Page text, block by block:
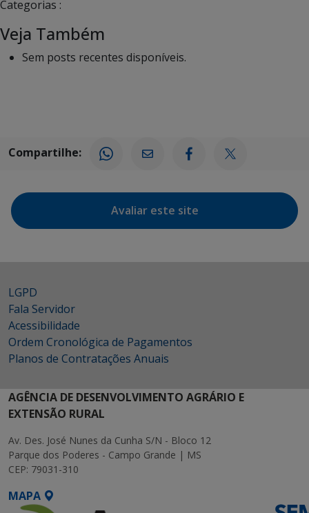
Categorias :
Veja Também
Sem posts recentes disponíveis.
Compartilhe:
Avaliar este site
LGPD
Fala Servidor
Acessibilidade
Ordem Cronológica de Pagamentos
Planos de Contratações Anuais
AGÊNCIA DE DESENVOLVIMENTO AGRÁRIO E
EXTENSÃO RURAL
Av. Des. José Nunes da Cunha S/N - Bloco 12
Parque dos Poderes - Campo Grande | MS
CEP: 79031-310
MAPA